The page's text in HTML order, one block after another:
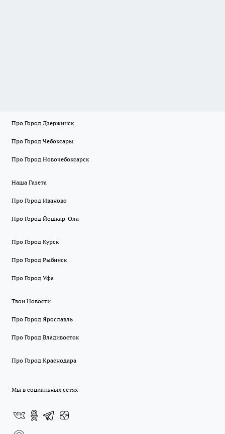
Про Город Дзержинск
Про Город Чебоксары
Про Город Новочебоксарск
Наша Газета
Про Город Иваново
Про Город Йошкар-Ола
Про Город Курск
Про Город Рыбинск
Про Город Уфа
Твои Новости
Про Город Ярославль
Про Город Владивосток
Про Город Краснодара
Мы в социальных сетях